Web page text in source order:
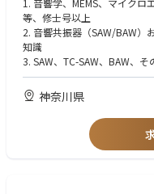
minal device competitiveness;
2. Responsible for
ration terminal device
1. 音響学、MEMS、マイク
等、修士号以上
2. 音響共振器（SAW/BAW）
知識
3. SAW、TC-SAW、BAW、
レーション、設計、製造にお
4. 10年以上の長期にわたる
5. PA、LNA、RFスイッチな
6. マルチフィジックスのシ
通していること
神奈川県